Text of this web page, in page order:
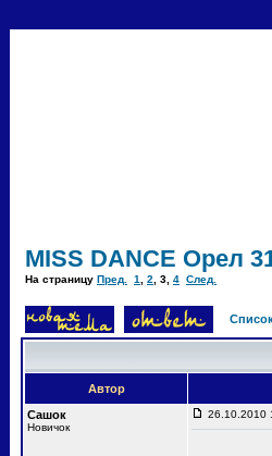
MISS DANCE Орел
На страницу Пред. 1 2 3 4 След.
Автор
Сашок
Новичок
26.10.2010